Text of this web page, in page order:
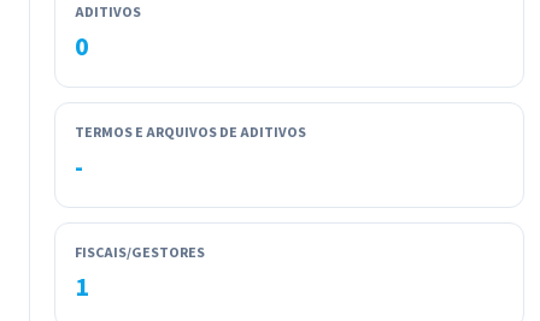
ADITIVOS
0
TERMOS E ARQUIVOS DE ADITIVOS
-
FISCAIS/GESTORES
1